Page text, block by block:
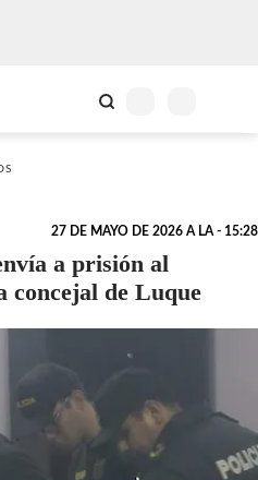
27 DE MAYO DE 2026 A LA - 15:28
a prisión al
concejal de Luque